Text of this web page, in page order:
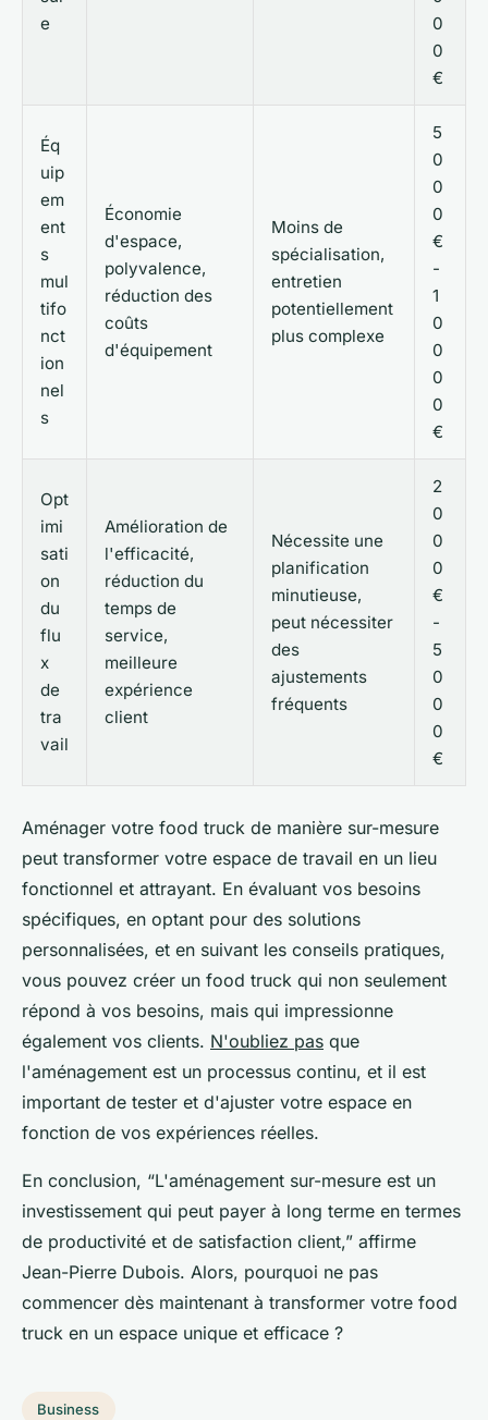
e
0
0
€
Éq
uip
em
ent
s
mul
tifo
nct
ion
nel
s
Économie
d'espace,
polyvalence,
réduction des
coûts
d'équipement
Moins de
spécialisation,
entretien
potentiellement
plus complexe
5
0
0
0
€
-
1
0
0
0
0
€
Opt
imi
sati
on
du
flu
x
de
tra
vail
Amélioration de
l'efficacité,
réduction du
temps de
service,
meilleure
expérience
client
Nécessite une
planification
minutieuse,
peut nécessiter
des
ajustements
fréquents
2
0
0
0
€
-
5
0
0
0
€
Aménager votre food truck de manière sur-mesure
peut transformer votre espace de travail en un lieu
fonctionnel et attrayant. En évaluant vos besoins
spécifiques, en optant pour des solutions
personnalisées, et en suivant les conseils pratiques,
vous pouvez créer un food truck qui non seulement
répond à vos besoins, mais qui impressionne
également vos clients. N'oubliez pas que
l'aménagement est un processus continu, et il est
important de tester et d'ajuster votre espace en
fonction de vos expériences réelles.
En conclusion, “L'aménagement sur-mesure est un
investissement qui peut payer à long terme en termes
de productivité et de satisfaction client,” affirme
Jean-Pierre Dubois. Alors, pourquoi ne pas
commencer dès maintenant à transformer votre food
truck en un espace unique et efficace ?
Business